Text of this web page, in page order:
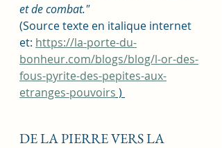
et de combat."
(Source texte en italique internet
et: https://la-porte-du-
bonheur.com/blogs/blog/l-or-des-
fous-pyrite-des-pepites-aux-
etranges-pouvoirs )
DE LA PIERRE VERS LA